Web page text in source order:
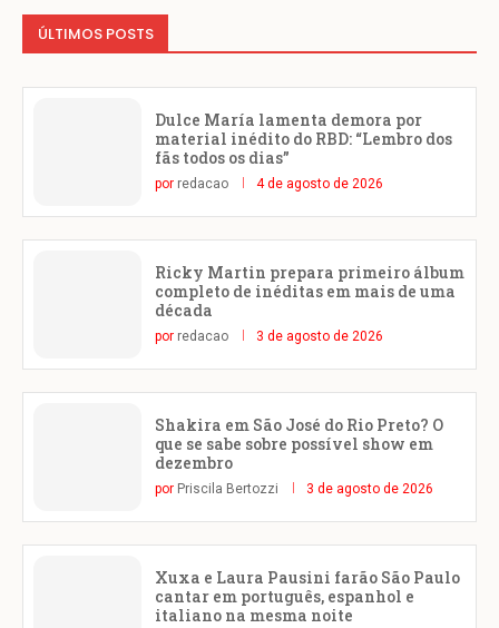
ÚLTIMOS POSTS
Dulce María lamenta demora por
material inédito do RBD: “Lembro dos
fãs todos os dias”
por redacao 4 de agosto de 2026
Ricky Martin prepara primeiro álbum
completo de inéditas em mais de uma
década
por redacao 3 de agosto de 2026
Shakira em São José do Rio Preto? O
que se sabe sobre possível show em
dezembro
por Priscila Bertozzi 3 de agosto de 2026
Xuxa e Laura Pausini farão São Paulo
cantar em português, espanhol e
italiano na mesma noite